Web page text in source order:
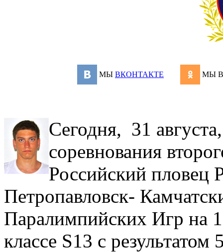
МЫ ВКОНТАКТЕ МЫ
Сегодня, 31
соревнования
Российский пловец
Петропавловск-
Паралимпийских Игр на
классе S13 с